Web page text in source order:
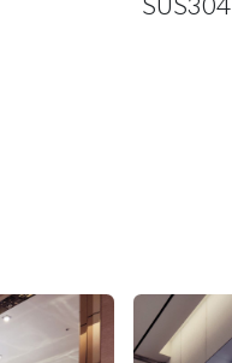
SUS304